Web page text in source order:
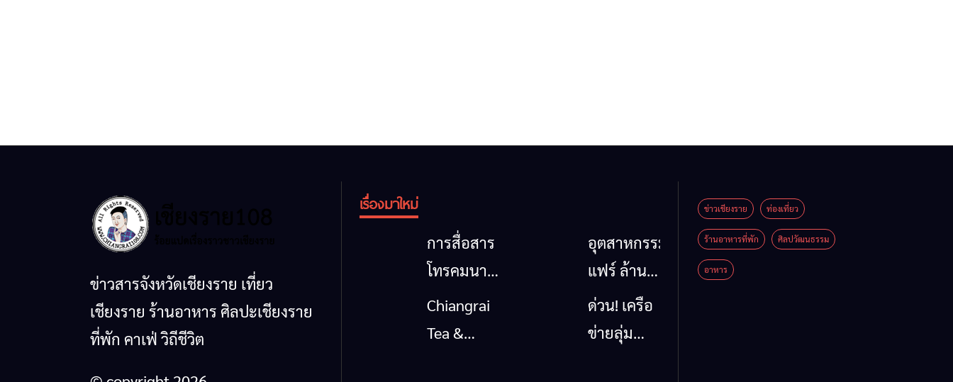
ข่าวสารจังหวัดเชียงราย เที่ยว
เชียงราย ร้านอาหาร ศิลปะเชียงราย
ที่พัก คาเฟ่ วิถีชีวิต
เรื่องมาใหม่
การสื่อสาร
โทรคมนาคม
กรณีภัย
พิบัติ
อุตสาหกรรม
แฟร์ ล้าน
นาตะวัน
ออก
Chiangrai
Tea &
ด่วน! เครือ
ข่ายลุ่มน้ำ
ข่าวเชียงราย ท่องเที่ยว
ร้านอาหารที่พัก ศิลปวัฒนธรรม
อาหาร